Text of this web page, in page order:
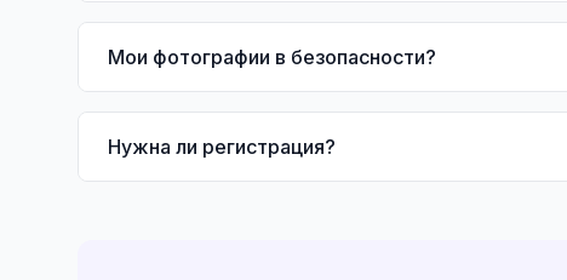
Мои фотографии в безопасности?
Нужна ли регистрация?